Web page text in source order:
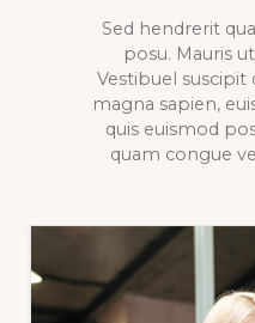
Sed hendrerit
posu. Mauris
Vestibuel suscipit
magna sapien,
quis euismod
quam congue